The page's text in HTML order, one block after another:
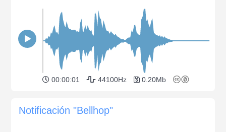
00:00:01 44100Hz 0.20Mb
Notificación "Bellhop"